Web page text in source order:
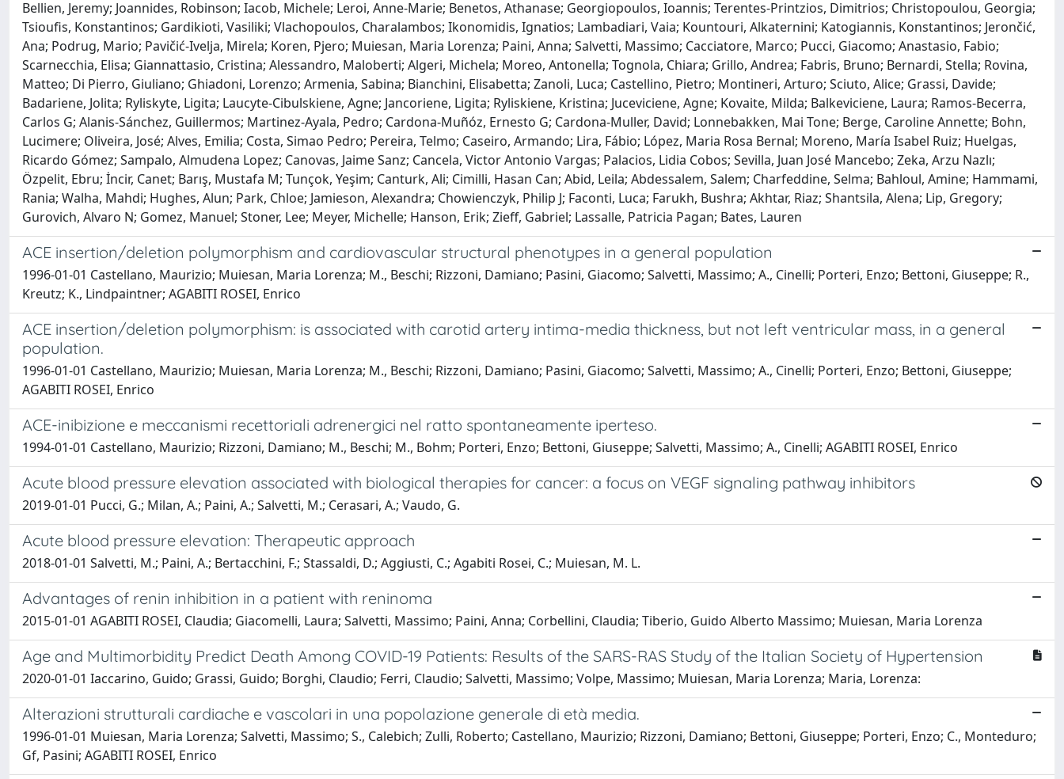
Bellien, Jeremy; Joannides, Robinson; Iacob, Michele; Leroi, Anne-Marie; Benetos, Athanase; Georgiopoulos, Ioannis; Terentes-Printzios, Dimitrios; Christopoulou, Georgia;
Tsioufis, Konstantinos; Gardikioti, Vasiliki; Vlachopoulos, Charalambos; Ikonomidis, Ignatios; Lambadiari, Vaia; Kountouri, Alkaternini; Katogiannis, Konstantinos; Jerončić,
Ana; Podrug, Mario; Pavičić-Ivelja, Mirela; Koren, Pjero; Muiesan, Maria Lorenza; Paini, Anna; Salvetti, Massimo; Cacciatore, Marco; Pucci, Giacomo; Anastasio, Fabio;
Scarnecchia, Elisa; Giannattasio, Cristina; Alessandro, Maloberti; Algeri, Michela; Moreo, Antonella; Tognola, Chiara; Grillo, Andrea; Fabris, Bruno; Bernardi, Stella; Rovina,
Matteo; Di Pierro, Giuliano; Ghiadoni, Lorenzo; Armenia, Sabina; Bianchini, Elisabetta; Zanoli, Luca; Castellino, Pietro; Montineri, Arturo; Sciuto, Alice; Grassi, Davide;
Badariene, Jolita; Ryliskyte, Ligita; Laucyte-Cibulskiene, Agne; Jancoriene, Ligita; Ryliskiene, Kristina; Juceviciene, Agne; Kovaite, Milda; Balkeviciene, Laura; Ramos-Becerra,
Carlos G; Alanis-Sánchez, Guillermos; Martinez-Ayala, Pedro; Cardona-Muñóz, Ernesto G; Cardona-Muller, David; Lonnebakken, Mai Tone; Berge, Caroline Annette; Bohn,
Lucimere; Oliveira, José; Alves, Emilia; Costa, Simao Pedro; Pereira, Telmo; Caseiro, Armando; Lira, Fábio; López, Maria Rosa Bernal; Moreno, María Isabel Ruiz; Huelgas,
Ricardo Gómez; Sampalo, Almudena Lopez; Canovas, Jaime Sanz; Cancela, Victor Antonio Vargas; Palacios, Lidia Cobos; Sevilla, Juan José Mancebo; Zeka, Arzu Nazlı;
Özpelit, Ebru; İncir, Canet; Barış, Mustafa M; Tunçok, Yeşim; Canturk, Ali; Cimilli, Hasan Can; Abid, Leila; Abdessalem, Salem; Charfeddine, Selma; Bahloul, Amine; Hammami,
Rania; Walha, Mahdi; Hughes, Alun; Park, Chloe; Jamieson, Alexandra; Chowienczyk, Philip J; Faconti, Luca; Farukh, Bushra; Akhtar, Riaz; Shantsila, Alena; Lip, Gregory;
Gurovich, Alvaro N; Gomez, Manuel; Stoner, Lee; Meyer, Michelle; Hanson, Erik; Zieff, Gabriel; Lassalle, Patricia Pagan; Bates, Lauren
ACE insertion/deletion polymorphism and cardiovascular structural phenotypes in a general population
1996-01-01 Castellano, Maurizio; Muiesan, Maria Lorenza; M., Beschi; Rizzoni, Damiano; Pasini, Giacomo; Salvetti, Massimo; A., Cinelli; Porteri, Enzo; Bettoni, Giuseppe; R.,
Kreutz; K., Lindpaintner; AGABITI ROSEI, Enrico
ACE insertion/deletion polymorphism: is associated with carotid artery intima-media thickness, but not left ventricular mass, in a general
population.
1996-01-01 Castellano, Maurizio; Muiesan, Maria Lorenza; M., Beschi; Rizzoni, Damiano; Pasini, Giacomo; Salvetti, Massimo; A., Cinelli; Porteri, Enzo; Bettoni, Giuseppe;
AGABITI ROSEI, Enrico
ACE-inibizione e meccanismi recettoriali adrenergici nel ratto spontaneamente iperteso.
1994-01-01 Castellano, Maurizio; Rizzoni, Damiano; M., Beschi; M., Bohm; Porteri, Enzo; Bettoni, Giuseppe; Salvetti, Massimo; A., Cinelli; AGABITI ROSEI, Enrico
Acute blood pressure elevation associated with biological therapies for cancer: a focus on VEGF signaling pathway inhibitors
2019-01-01 Pucci, G.; Milan, A.; Paini, A.; Salvetti, M.; Cerasari, A.; Vaudo, G.
Acute blood pressure elevation: Therapeutic approach
2018-01-01 Salvetti, M.; Paini, A.; Bertacchini, F.; Stassaldi, D.; Aggiusti, C.; Agabiti Rosei, C.; Muiesan, M. L.
Advantages of renin inhibition in a patient with reninoma
2015-01-01 AGABITI ROSEI, Claudia; Giacomelli, Laura; Salvetti, Massimo; Paini, Anna; Corbellini, Claudia; Tiberio, Guido Alberto Massimo; Muiesan, Maria Lorenza
Age and Multimorbidity Predict Death Among COVID-19 Patients: Results of the SARS-RAS Study of the Italian Society of Hypertension
2020-01-01 Iaccarino, Guido; Grassi, Guido; Borghi, Claudio; Ferri, Claudio; Salvetti, Massimo; Volpe, Massimo; Muiesan, Maria Lorenza; Maria, Lorenza:
Alterazioni strutturali cardiache e vascolari in una popolazione generale di età media.
1996-01-01 Muiesan, Maria Lorenza; Salvetti, Massimo; S., Calebich; Zulli, Roberto; Castellano, Maurizio; Rizzoni, Damiano; Bettoni, Giuseppe; Porteri, Enzo; C., Monteduro;
Gf, Pasini; AGABITI ROSEI, Enrico